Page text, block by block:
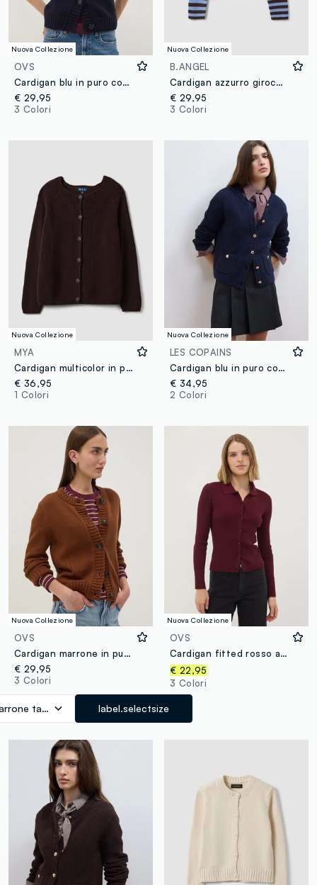
Nuova Collezione
OVS
Cardigan blu in puro cotone con girocollo e bottoni regular fit
€ 29,95
3 Colori
Nuova Collezione
B.ANGEL
Cardigan azzurro girocollo in misto lyocell e lana a righe over fit
€ 29,95
3 Colori
Nuova Collezione
MYA
Cardigan multicolor in puro cotone con girocollo regular fit
€ 36,95
1 Colori
Nuova Collezione
LES COPAINS
Cardigan blu in puro cotone a maglia con girocollo
€ 34,95
2 Colori
Nuova Collezione
OVS
Cardigan marrone in puro cotone con girocollo e bottoni regular fit
€ 29,95
3 Colori
tabacco label.selectsize
Nuova Collezione
OVS
Cardigan fitted rosso a coste in misto viscosa con colletto polo
€ 22,95
3 Colori